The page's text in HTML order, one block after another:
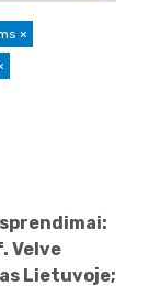
×
Velve
Lietuvoje;